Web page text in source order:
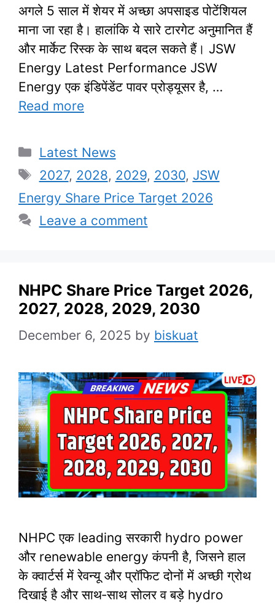
अगले 5 साल में शेयर में अच्छा अपसाइड पोटेंशियल
माना जा रहा है। हालांकि ये सारे टारगेट अनुमानित हैं
और मार्केट रिस्क के साथ बदल सकते हैं। JSW
Energy Latest Performance JSW
Energy एक इंडिपेंडेंट पावर प्रोड्यूसर है, …
Read more
Categories
Latest News
Tags
2027, 2028, 2029, 2030, JSW
Energy Share Price Target 2026
Leave a comment
NHPC Share Price Target 2026,
2027, 2028, 2029, 2030
December 6, 2025 by biskuat
NHPC एक leading सरकारी hydro power
और renewable energy कंपनी है, जिसने हाल
के क्वार्टर्स में रेवन्यू और प्रॉफिट दोनों में अच्छी ग्रोथ
दिखाई है और साथ‑साथ सोलर व बड़े hydro